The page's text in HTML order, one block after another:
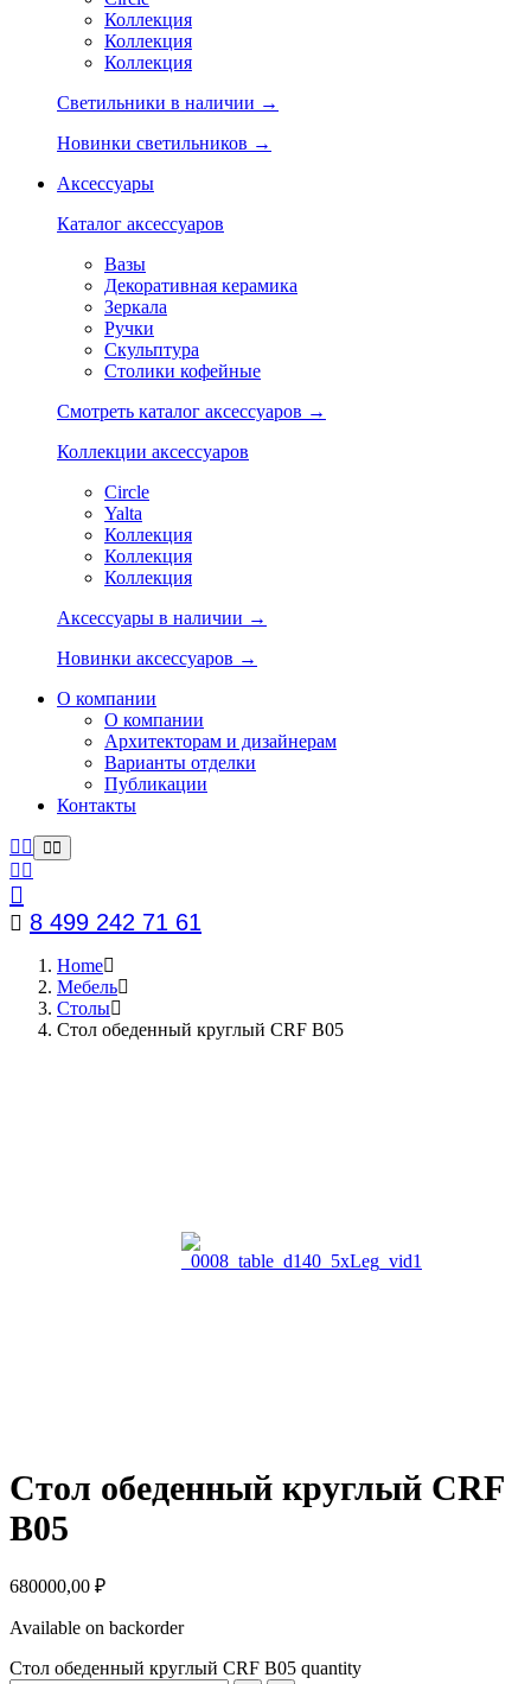
Коллекция
Коллекция
Коллекция
Светильники в наличии →
Новинки светильников →
Аксессуары
Каталог аксессуаров
Вазы
Декоративная керамика
Зеркала
Ручки
Скульптура
Столики кофейные
Смотреть каталог аксессуаров →
Коллекции аксессуаров
Circle
Yalta
Коллекция
Коллекция
Коллекция
Аксессуары в наличии →
Новинки аксессуаров →
О компании
О компании
Архитекторам и дизайнерам
Варианты отделки
Публикации
Контакты
8 499 242 71 61
Home
Мебель
Столы
Стол обеденный круглый CRF B05
Стол обеденный круглый CRF
B05
680000,00 ₽
Available on backorder
Стол обеденный круглый CRF B05 quantity